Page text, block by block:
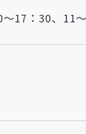
17：30、11